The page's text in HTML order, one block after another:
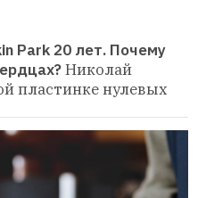
Park 20 лет. Почему
Николай
пластинке нулевых